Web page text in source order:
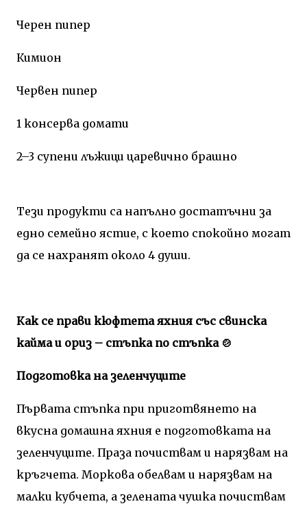
Черен пипер
Кимион
Червен пипер
1 консерва домати
2–3 супени лъжици царевично брашно
Тези продукти са напълно достатъчни за
едно семейно ястие, с което спокойно могат
да се нахранят около 4 души.
Как се прави кюфтета яхния със свинска
кайма и ориз – стъпка по стъпка 🍲
Подготовка на зеленчуците
Първата стъпка при приготвянето на
вкусна домашна яхния е подготовката на
зеленчуците. Праза почиствам и нарязвам на
кръгчета. Моркова обелвам и нарязвам на
малки кубчета, а зелената чушка почиствам